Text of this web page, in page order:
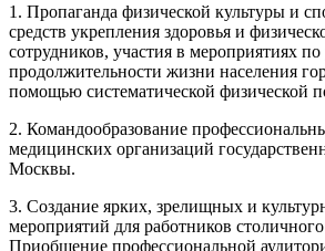
1. Пропаганда физической культуры и
средств укрепления здоровья и
сотрудников, участия в мероприятиях
продолжительности жизни населения
помощью систематической физической
2. Командообразование
медицинских организаций
Москвы.
3. Создание ярких, зрелищных и
мероприятий для работников
Приобщение профессиональной